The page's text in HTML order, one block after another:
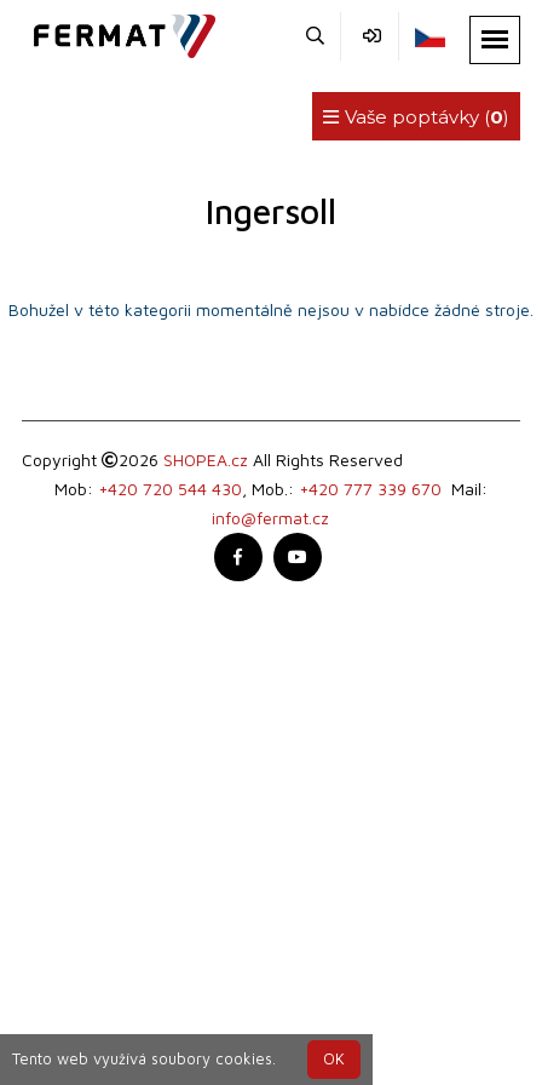
Vaše poptávky (0)
Ingersoll
Bohužel v této kategorii momentálně nejsou v nabídce žádné stroje.
Copyright 2026 SHOPEA.cz All Rights Reserved
Mob: +420 720 544 430 , Mob.: +420 777 339 670 Mail:
info@fermat.cz
Tento web využívá soubory cookies. OK